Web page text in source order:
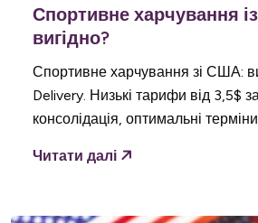
Спортивне харчування
вигідно?
Спортивне харчування зі США:
Delivery. Низькі тарифи від 3,5$
консолідація, оптимальні
Читати далі